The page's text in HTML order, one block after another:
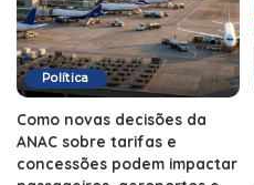
Política
Como novas decisões da
ANAC sobre tarifas e
concessões podem impactar